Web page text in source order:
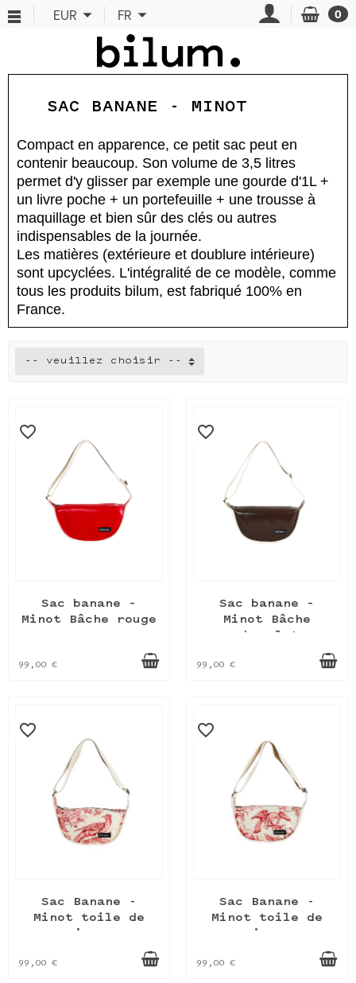
Panneau de gestion des cookies
EUR FR 0
SAC BANANE - MINOT
Compact en apparence, ce petit sac peut en
contenir beaucoup. Son volume de 3,5 litres
permet d'y glisser par exemple une gourde d'1L +
un livre poche + un portefeuille + une trousse à
maquillage et bien sûr des clés ou autres
indispensables de la journée.
Les matières (extérieure et doublure intérieure)
sont upcyclées. L'intégralité de ce modèle, comme
tous les produits bilum, est fabriqué 100% en
France.
-- veuillez choisir --
favorite_border
Sac banane –
Minot Bâche rouge
99,00 €
favorite_border
Sac banane –
Minot Bâche
chocolat
99,00 €
favorite_border
Sac Banane -
Minot toile de
jouy
99,00 €
favorite_border
Sac Banane -
Minot toile de
jouy
99,00 €